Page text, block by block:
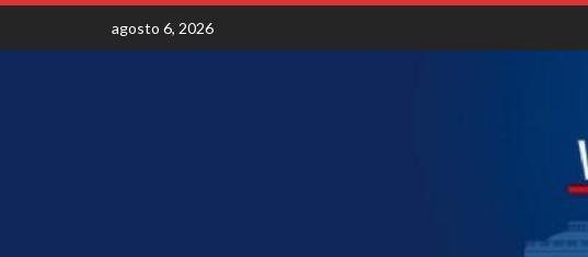
Skip
content
agosto 6, 2026